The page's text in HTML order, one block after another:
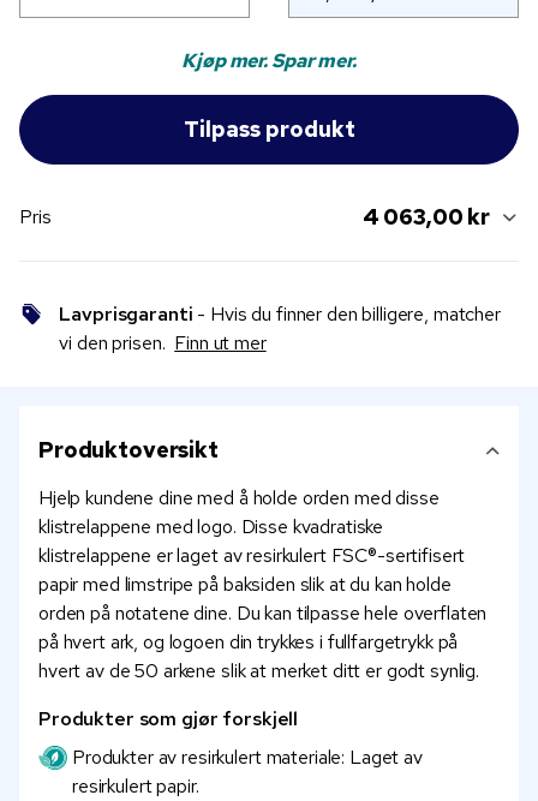
Kjøp mer. Spar mer.
Pris 4 063,00 kr
Lavprisgaranti - Hvis du finner den billigere, matcher
vi den prisen. Finn ut mer
Produktoversikt
Hjelp kundene dine med å holde orden med disse
klistrelappene med logo. Disse kvadratiske
klistrelappene er laget av resirkulert FSC®-sertifisert
papir med limstripe på baksiden slik at du kan holde
orden på notatene dine. Du kan tilpasse hele overflaten
på hvert ark, og logoen din trykkes i fullfargetrykk på
hvert av de 50 arkene slik at merket ditt er godt synlig.
Produkter som gjør forskjell
Produkter av resirkulert materiale: Laget av
resirkulert papir.